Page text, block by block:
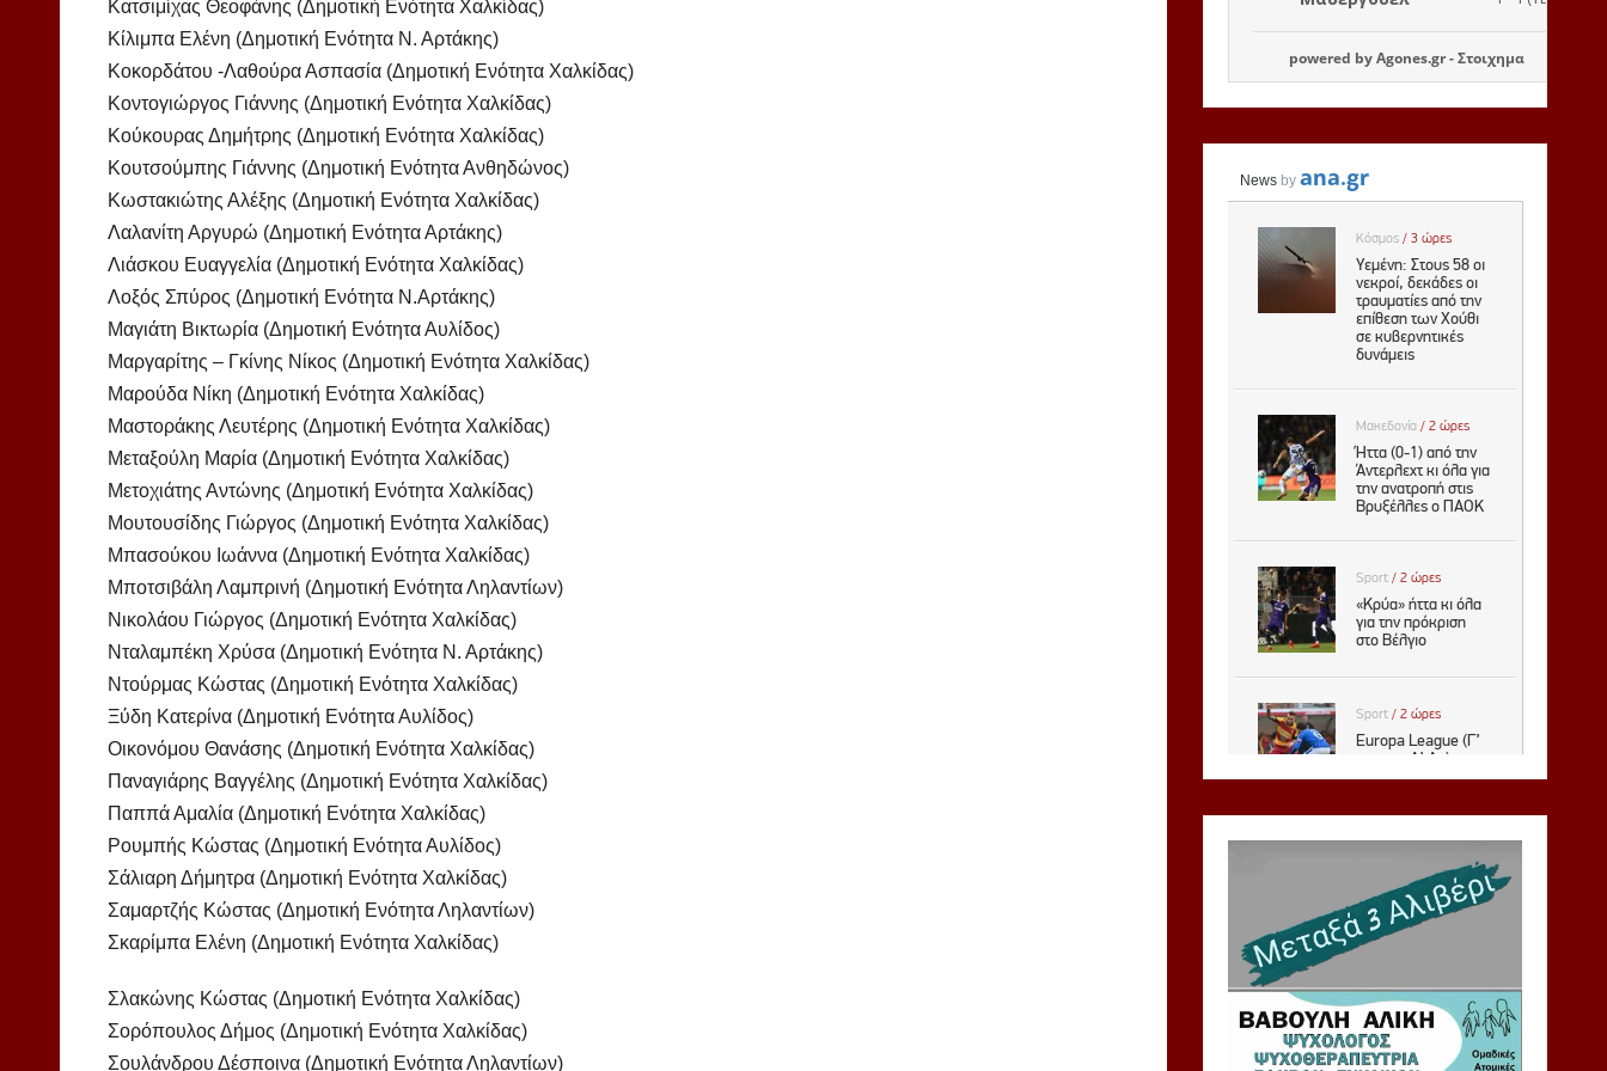
Κατσιμίχας Θεοφάνης (Δημοτική Ενότητα Χαλκίδας)
Κίλιμπα Ελένη (Δημοτική Ενότητα Ν. Αρτάκης)
Κοκορδάτου -Λαθούρα Ασπασία (Δημοτική Ενότητα Χαλκίδας)
Κοντογιώργος Γιάννης (Δημοτική Ενότητα Χαλκίδας)
Κούκουρας Δημήτρης (Δημοτική Ενότητα Χαλκίδας)
Κουτσούμπης Γιάννης (Δημοτική Ενότητα Ανθηδώνος)
Κωστακιώτης Αλέξης (Δημοτική Ενότητα Χαλκίδας)
Λαλανίτη Αργυρώ (Δημοτική Ενότητα Αρτάκης)
Λιάσκου Ευαγγελία (Δημοτική Ενότητα Χαλκίδας)
Λοξός Σπύρος (Δημοτική Ενότητα Ν.Αρτάκης)
Μαγιάτη Βικτωρία (Δημοτική Ενότητα Αυλίδος)
Μαργαρίτης – Γκίνης Νίκος (Δημοτική Ενότητα Χαλκίδας)
Μαρούδα Νίκη (Δημοτική Ενότητα Χαλκίδας)
Μαστοράκης Λευτέρης (Δημοτική Ενότητα Χαλκίδας)
Μεταξούλη Μαρία (Δημοτική Ενότητα Χαλκίδας)
Μετοχιάτης Αντώνης (Δημοτική Ενότητα Χαλκίδας)
Μουτουσίδης Γιώργος (Δημοτική Ενότητα Χαλκίδας)
Μπασούκου Ιωάννα (Δημοτική Ενότητα Χαλκίδας)
Μποτσιβάλη Λαμπρινή (Δημοτική Ενότητα Ληλαντίων)
Νικολάου Γιώργος (Δημοτική Ενότητα Χαλκίδας)
Νταλαμπέκη Χρύσα (Δημοτική Ενότητα Ν. Αρτάκης)
Ντούρμας Κώστας (Δημοτική Ενότητα Χαλκίδας)
Ξύδη Κατερίνα (Δημοτική Ενότητα Αυλίδος)
Οικονόμου Θανάσης (Δημοτική Ενότητα Χαλκίδας)
Παναγιάρης Βαγγέλης (Δημοτική Ενότητα Χαλκίδας)
Παππά Αμαλία (Δημοτική Ενότητα Χαλκίδας)
Ρουμπής Κώστας (Δημοτική Ενότητα Αυλίδος)
Σάλιαρη Δήμητρα (Δημοτική Ενότητα Χαλκίδας)
Σαμαρτζής Κώστας (Δημοτική Ενότητα Ληλαντίων)
Σκαρίμπα Ελένη (Δημοτική Ενότητα Χαλκίδας)
Σλακώνης Κώστας (Δημοτική Ενότητα Χαλκίδας)
Σορόπουλος Δήμος (Δημοτική Ενότητα Χαλκίδας)
Σουλάνδρου Δέσποινα (Δημοτική Ενότητα Ληλαντίων)
powered byAgones.gr-Στοιχημα